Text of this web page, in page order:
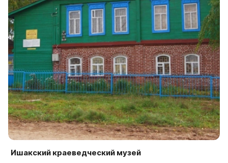
Ишакский краеведческий музей